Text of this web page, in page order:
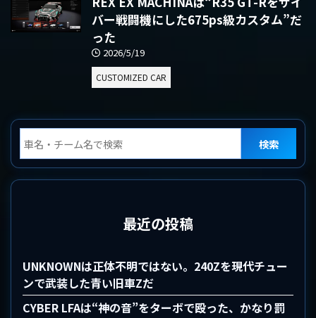
バー戦闘機にした675ps級カスタム”だ
った
2026/5/19
CUSTOMIZED CAR
検索
最近の投稿
UNKNOWNは正体不明ではない。240Zを現代チュー
ンで武装した青い旧車Zだ
CYBER LFAは“神の音”をターボで殴った、かなり罰